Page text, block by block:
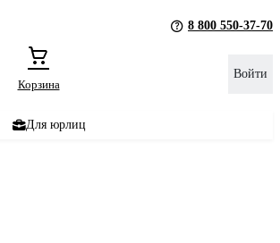
8 800 550-37-70
Корзина
Войти
Для юрлиц